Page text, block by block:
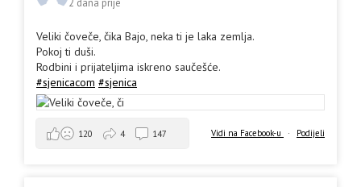
Veliki čoveče, čika Bajo, neka ti je laka zemlja.
Pokoj ti duši.
Rodbini i prijateljima iskreno saučešće.
#sjenicacom #sjenica
Vidi na Facebook-u · Podijeli
120 4 147